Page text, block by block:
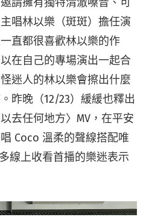
唱林以樂（斑斑）擔任演
直都很喜歡林以樂的作
在自己的專場演出一起合
迷人的林以樂會擦出什麼
昨晚（12/23）緩緩也釋出
去任何地方〉MV，在平安
Coco 溫柔的聲線搭配唯
線上收看首播的樂迷表示